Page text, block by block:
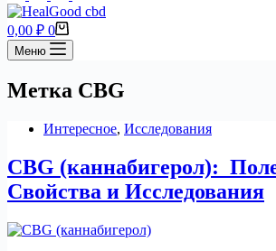
Корзина
0,00 ₽ 0
Меню
Метка CBG
Интересное, Исследования
CBG (каннабигерол):
Свойства и Исследования